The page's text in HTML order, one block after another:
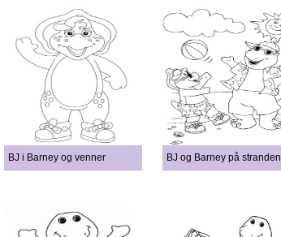
BJ i Barney og venner BJ og Barney på stranden